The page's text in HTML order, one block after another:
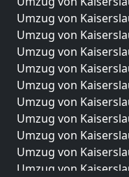
Umzug von
Umzug von
Umzug von
Umzug von
Umzug von
Umzug von
Umzug von
Umzug von
Umzug von
Umzug von